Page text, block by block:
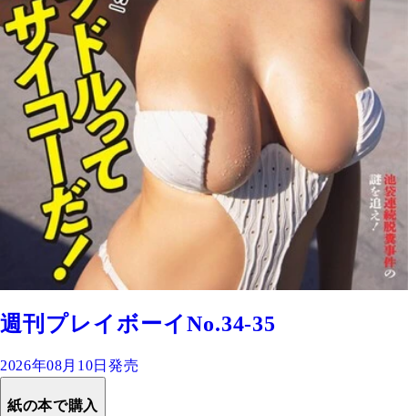
週刊プレイボーイNo.34-35
2026年08月10日発売
紙の本で購入